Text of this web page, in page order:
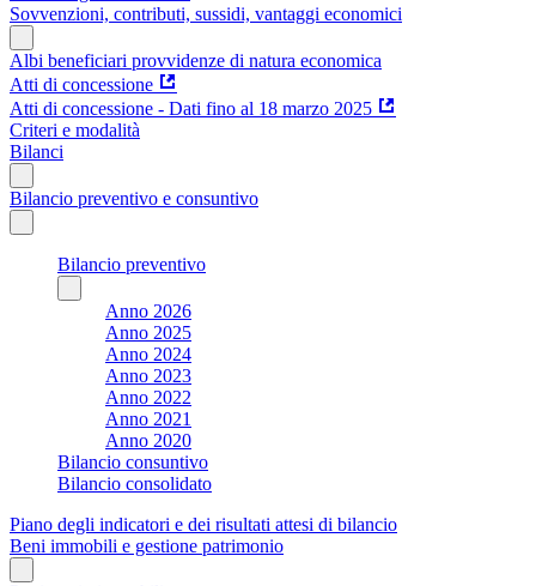
Sovvenzioni, contributi, sussidi, vantaggi economici
Albi beneficiari provvidenze di natura economica
Atti di concessione
Atti di concessione - Dati fino al 18 marzo 2025
Criteri e modalità
Bilanci
Bilancio preventivo e consuntivo
Bilancio preventivo
Anno 2026
Anno 2025
Anno 2024
Anno 2023
Anno 2022
Anno 2021
Anno 2020
Bilancio consuntivo
Bilancio consolidato
Piano degli indicatori e dei risultati attesi di bilancio
Beni immobili e gestione patrimonio